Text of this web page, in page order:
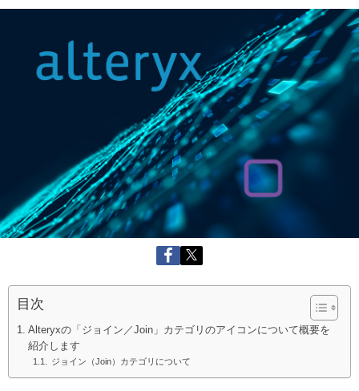
目次
Alteryxの「ジョイン／Join」カテゴリのアイコンについて概要を
紹介します
ジョイン（Join）カテゴリについて